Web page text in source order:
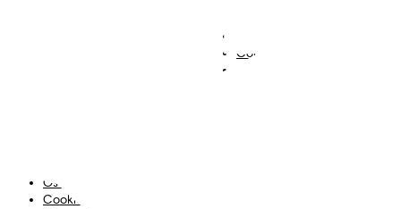
Contacta-nos
Os Meus Dados
Cookies